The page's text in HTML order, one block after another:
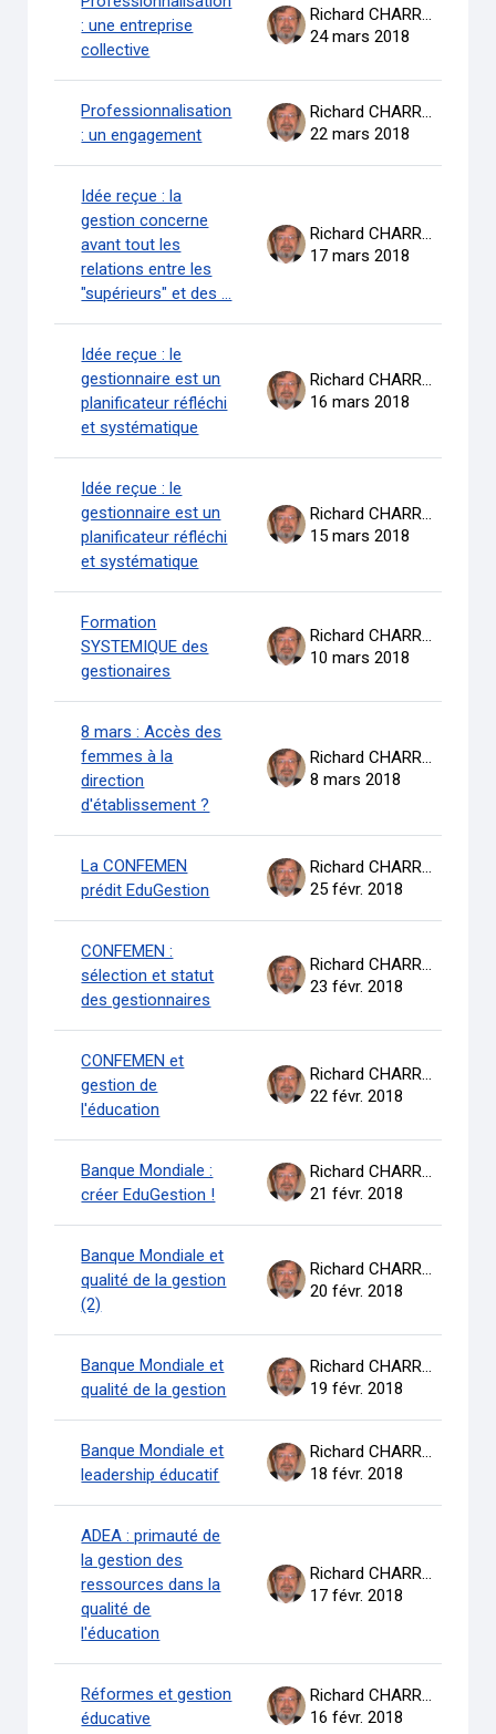
: une entreprise
collective
Richard CHARRON
24 mars 2018
Professionnalisation
: un engagement
Richard CHARRON
22 mars 2018
Idée reçue : la
gestion concerne
avant tout les
relations entre les
"supérieurs" et des ...
Richard CHARRON
17 mars 2018
Idée reçue : le
gestionnaire est un
planificateur réfléchi
et systématique
Richard CHARRON
16 mars 2018
Idée reçue : le
gestionnaire est un
planificateur réfléchi
et systématique
Richard CHARRON
15 mars 2018
Formation
SYSTEMIQUE des
gestionaires
Richard CHARRON
10 mars 2018
8 mars : Accès des
femmes à la
direction
d'établissement ?
Richard CHARRON
8 mars 2018
La CONFEMEN
prédit EduGestion
Richard CHARRON
25 févr. 2018
CONFEMEN :
sélection et statut
des gestionnaires
Richard CHARRON
23 févr. 2018
CONFEMEN et
gestion de
l'éducation
Richard CHARRON
22 févr. 2018
Banque Mondiale :
créer EduGestion !
Richard CHARRON
21 févr. 2018
Banque Mondiale et
qualité de la gestion
(2)
Richard CHARRON
20 févr. 2018
Banque Mondiale et
qualité de la gestion
Richard CHARRON
19 févr. 2018
Banque Mondiale et
leadership éducatif
Richard CHARRON
18 févr. 2018
ADEA : primauté de
la gestion des
ressources dans la
qualité de
l'éducation
Richard CHARRON
17 févr. 2018
Réformes et gestion
éducative
Richard CHARRON
16 févr. 2018